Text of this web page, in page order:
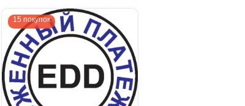
перевод Лимиты и комиссии
описаны на ст..
15 покупок